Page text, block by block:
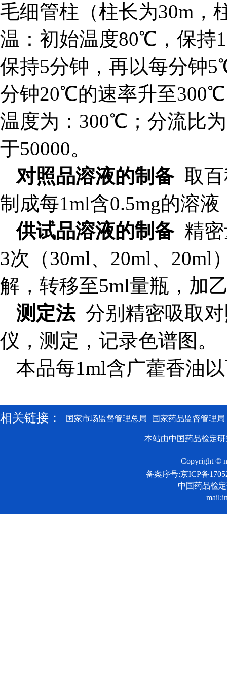
毛细管柱（柱长为30m，
温：初始温度80℃ ，保
保持5分钟，再以每分钟5
分钟20℃的速率升至300℃
温度为：300℃ ；分流比
于50000。
对照品溶液的制备 取
制成每1ml含0.5mg的溶
供试品溶液的制备 精
3次（30ml、20ml、20ml
解，转移至5ml量瓶，加
测定法 分别精密吸取
仪，测定，记录色谱图。
本品每1ml含广藿香油
相关链接： 国家市场监督管理总局 国家药品监督管理局
本站由中国药品检定
Copyright ©
备案序号:京ICP备
中国药品检